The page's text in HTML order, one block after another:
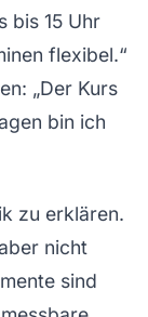
bis 15 Uhr
flexibel.“
„Der Kurs
bin ich
zu erklären.
nicht
sind